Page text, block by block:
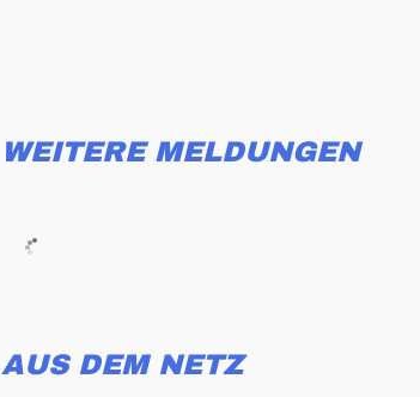
WEITERE MELDUNGEN
AUS DEM NETZ